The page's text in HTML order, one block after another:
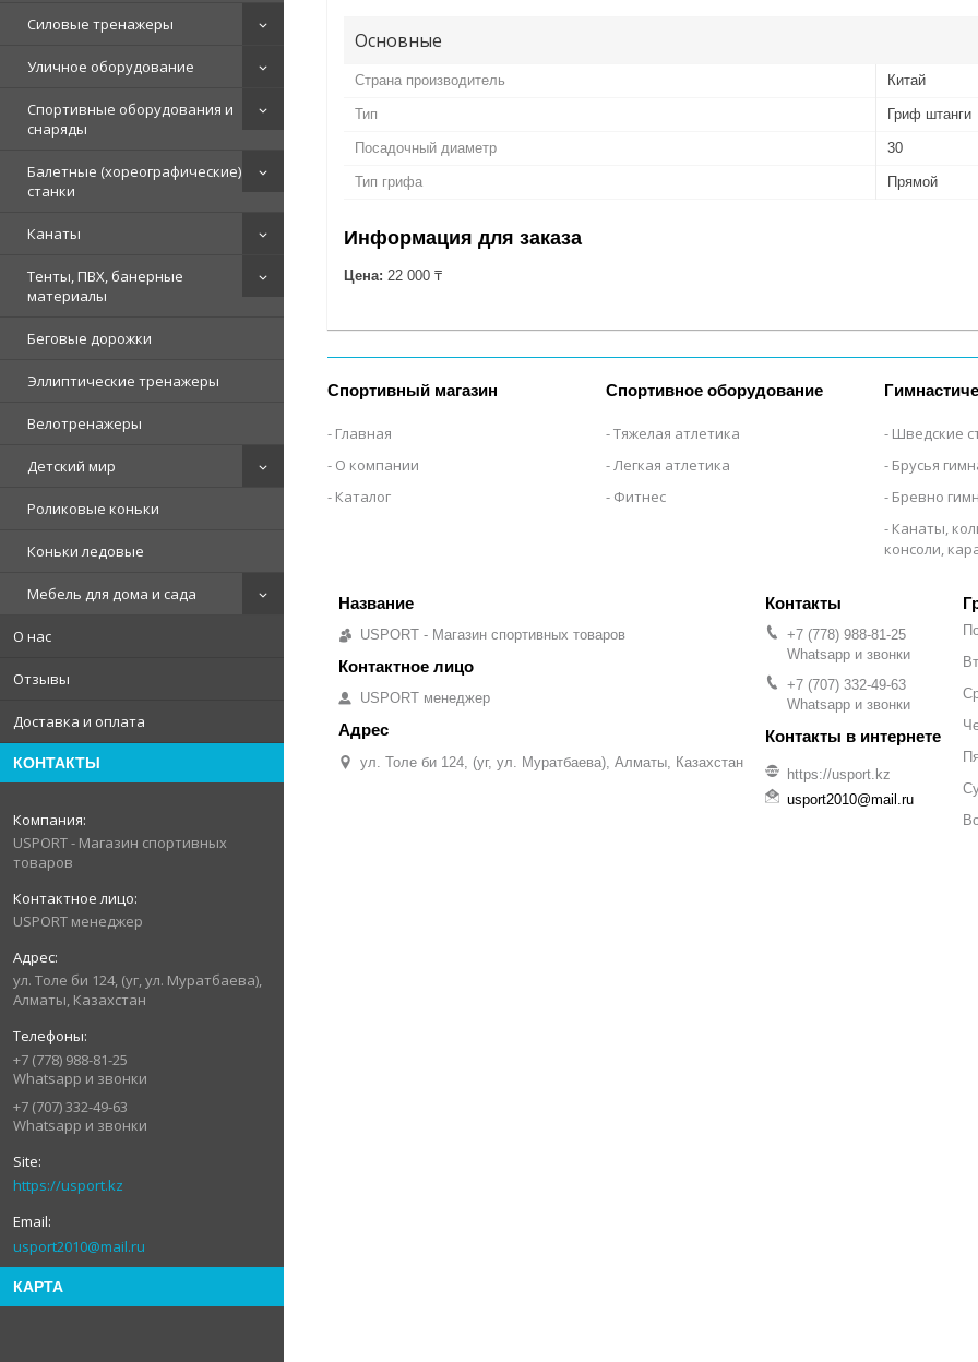
Силовые тренажеры
Уличное оборудование
Спортивные оборудования и
снаряды
Балетные (хореографические)
станки
Канаты
Тенты, ПВХ, банерные
материалы
Беговые дорожки
Эллиптические тренажеры
Велотренажеры
Детский мир
Роликовые коньки
Коньки ледовые
Мебель для дома и сада
О нас
Отзывы
Доставка и оплата
КОНТАКТЫ
USPORT - Магазин спортивных
товаров
USPORT менеджер
ул. Толе би 124, (уг, ул. Муратбаева),
Алматы, Казахстан
+7 (778) 988-81-25
Whatsapp и звонки
+7 (707) 332-49-63
Whatsapp и звонки
https://usport.kz
usport2010@mail.ru
КАРТА
Основные
Страна производитель Китай
Тип Гриф штанги
Посадочный диаметр 30
Тип грифа Прямой
Информация для заказа
Цена: 22 000 ₸
Спортивный магазин
Главная
О компании
Каталог
Спортивное оборудование
Тяжелая атлетика
Легкая атлетика
Фитнес
Шведские
Брусья
Бревно
Канаты,
консоли,
USPORT - Магазин спортивных товаров
USPORT менеджер
ул. Толе би 124, (уг, ул. Муратбаева), Алматы, Казахстан
+7 (778) 988-81-25
Whatsapp и звонки
+7 (707) 332-49-63
Whatsapp и звонки
https://usport.kz
usport2010@mail.ru